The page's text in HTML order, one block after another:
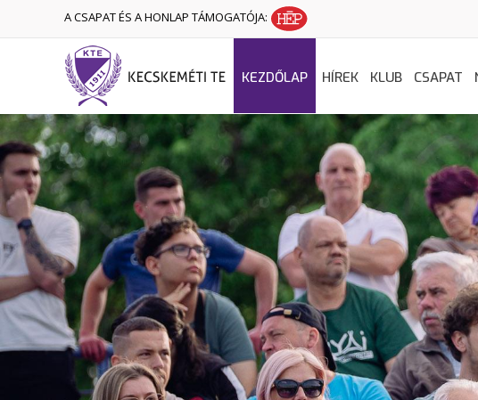
A CSAPAT ÉS A HONLAP TÁMOGATÓJA:
KEZDŐLAP HÍREK KLUB CSAPAT